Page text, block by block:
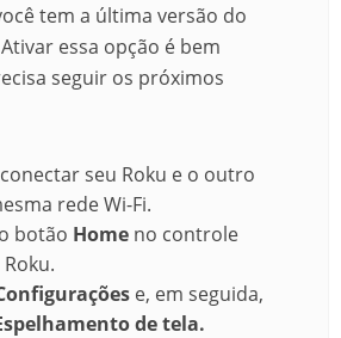
tem a última versão do
essa opção é bem
seguir os próximos
seu Roku e o outro
rede Wi-Fi.
botão Home no controle
e, em seguida,
de tela.